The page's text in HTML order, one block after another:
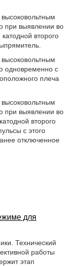
при выявлении во
второго
одновременно с
плеча
при выявлении во
второго
с этого
отключенное
для
Технический
работы
этап